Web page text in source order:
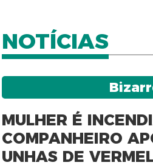
NOTÍCIAS
MULHER É
COMPANHEIRO
UNHAS DE